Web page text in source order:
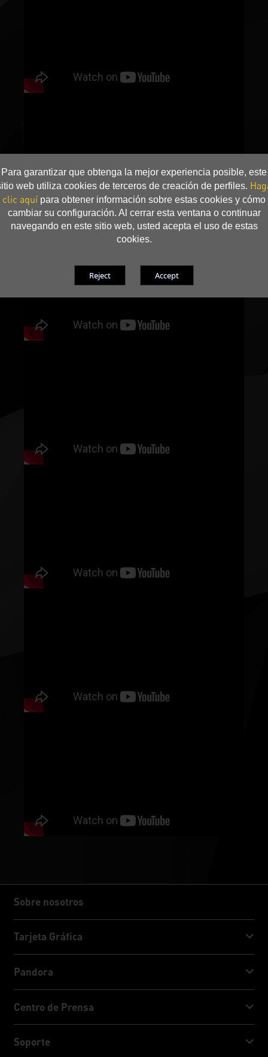
Para garantizar que obtenga la mejor experiencia posible, este
web utiliza cookies de terceros de creación de perfiles.
clic aquí para obtener información sobre estas cookies y cómo
cambiar su configuración. Al cerrar esta ventana o continuar
navegando en este sitio web, usted acepta el uso de estas
cookies.
Sobre nosotros
Sobre nosotros
Tarjeta Gráfica
GeForce RTX™ 40 Series
GeForce RTX™ 30 Series
Pandora
NVIDIA Jetson Orin™ Nano Super
Centro de Prensa
Soporte